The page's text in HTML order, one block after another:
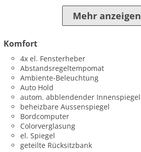
Mehr anzeigen
Komfort
4x el. Fensterheber
Abstandsregeltempomat
Ambiente-Beleuchtung
Auto Hold
autom. abblendender Innenspiegel
beheizbare Aussenspiegel
Bordcomputer
Colorverglasung
el. Spiegel
geteilte Rücksitzbank